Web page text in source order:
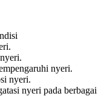
nyeri.
nyeri.
nyeri pada berbagai